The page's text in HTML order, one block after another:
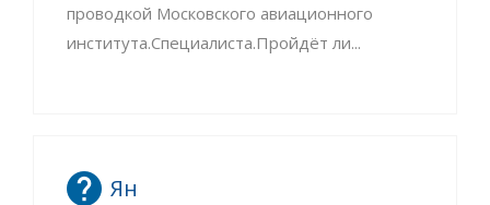
проводкой Московского авиационного
института.Специалиста.Пройдёт ли...
Ян